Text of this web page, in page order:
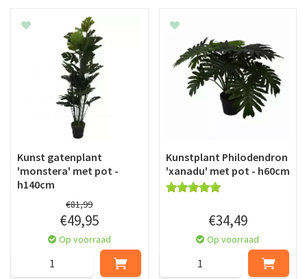
Kunst gatenplant
'monstera' met pot -
h140cm
€81,99
€49,95
Op voorraad
Kunstplant Philodendron
'xanadu' met pot - h60cm
€34,49
Op voorraad